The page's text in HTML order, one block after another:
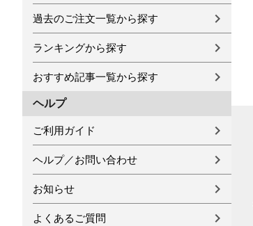
過去のご注文一覧から探す
ランキングから探す
おすすめ記事一覧から探す
ヘルプ
ご利用ガイド
ヘルプ／お問い合わせ
お知らせ
よくあるご質問